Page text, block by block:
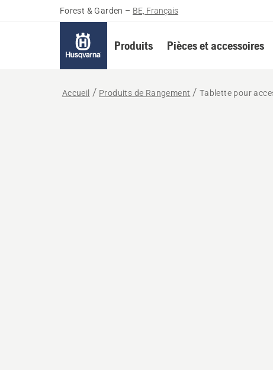
Forest & Garden – BE, Français
Produits Pièces et accessoires
Accueil Produits de Rangement Tablette pour